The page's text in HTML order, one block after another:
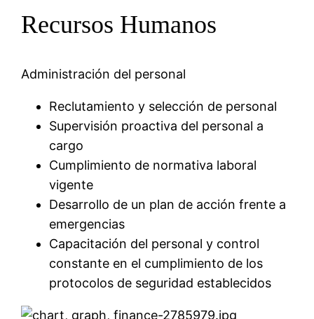
Recursos Humanos
Administración del personal
Reclutamiento y selección de personal
Supervisión proactiva del personal a
cargo
Cumplimiento de normativa laboral
vigente
Desarrollo de un plan de acción frente a
emergencias
Capacitación del personal y control
constante en el cumplimiento de los
protocolos de seguridad establecidos